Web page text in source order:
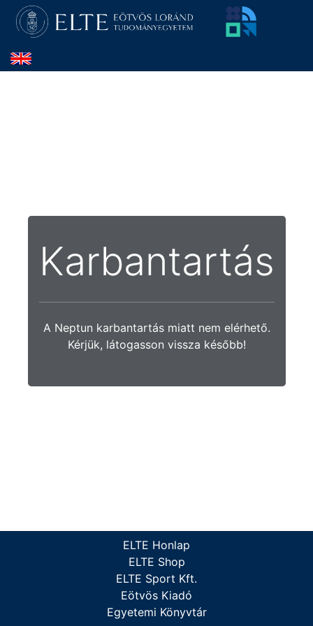
Karbantartás
A Neptun karbantartás miatt nem elérhető.
Kérjük, látogasson vissza később!
ELTE Honlap
ELTE Shop
ELTE Sport Kft.
Eötvös Kiadó
Egyetemi Könyvtár